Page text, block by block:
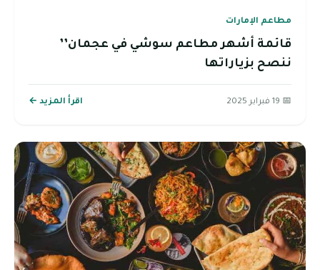
مطاعم الإمارات
قائمة أشهر مطاعم سوشي في عجمان’’
ننصح بزياراتها
📅 19 فبراير 2025 اقرأ المزيد ←